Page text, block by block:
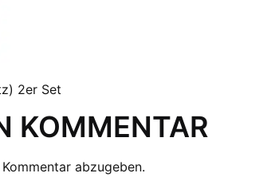
2er Set
KOMMENTAR
abzugeben.